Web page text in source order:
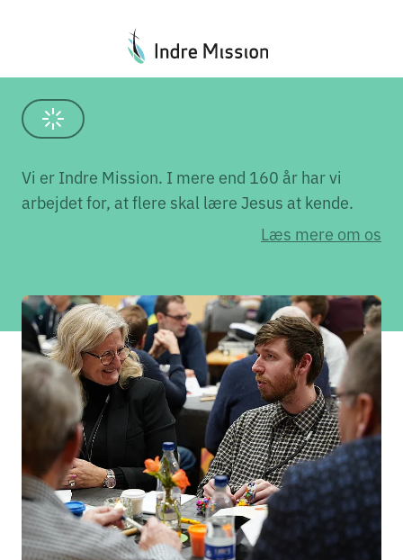
Vi er Indre Mission. I mere end 160 år har vi
arbejdet for, at flere skal lære Jesus at kende.
Læs mere om os